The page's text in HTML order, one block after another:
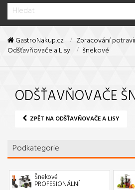
GastroNakup.cz
Zpracování
Odšťavňovače a Lisy
šnekové
ODŠŤAVŇOVAČE
ZPĚT NA ODŠŤAVŇOVAČE A LISY
Podkategorie
Šnekové
PROFESIONÁLNÍ